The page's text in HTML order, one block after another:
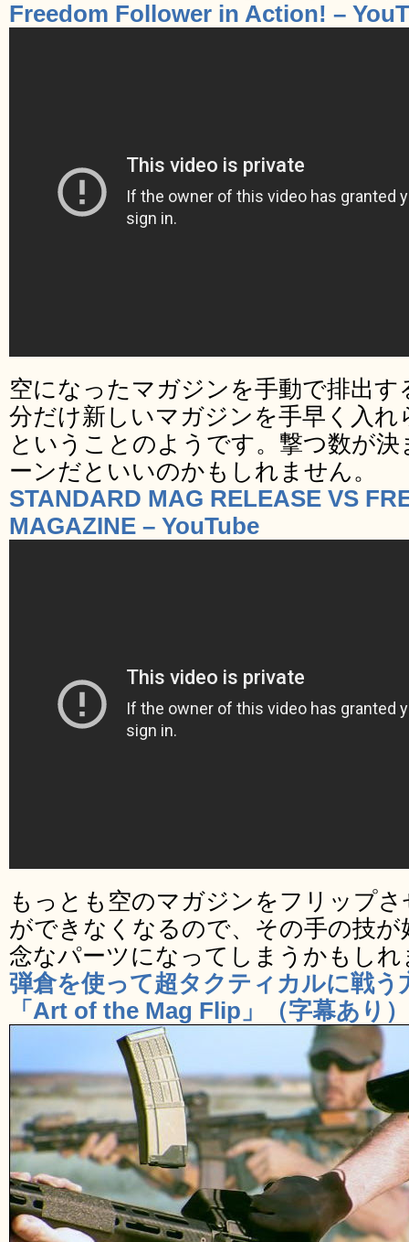
Freedom Follower in Action! –
空になったマガジンを手動で排出
分だけ新しいマガジンを手早く入
ということのようです。撃つ数が
ーンだといいのかもしれません。
STANDARD MAG RELEASE VS
MAGAZINE – YouTube
もっとも空のマガジンをフリップ
ができなくなるので、その手の技
念なパーツになってしまうかもしれ
弾倉を使って超タクティカルに戦う
「Art of the Mag Flip」（字幕あり